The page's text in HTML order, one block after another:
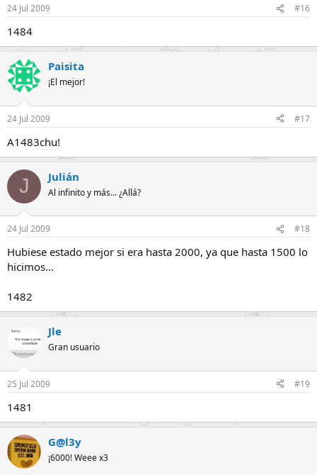
24 Jul 2009 #16
1484
Paisita
¡El mejor!
24 Jul 2009 #17
A1483chu!
J Julián
Al infinito y más... ¿Allá?
24 Jul 2009 #18
Hubiese estado mejor si era hasta 2000, ya que hasta 1500 lo
hicimos...
1482
Jle
Gran usuario
25 Jul 2009 #19
1481
G@l3y
¡6000! Weee x3